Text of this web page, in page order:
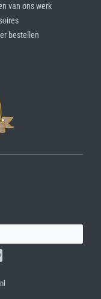
van ons werk
bestellen